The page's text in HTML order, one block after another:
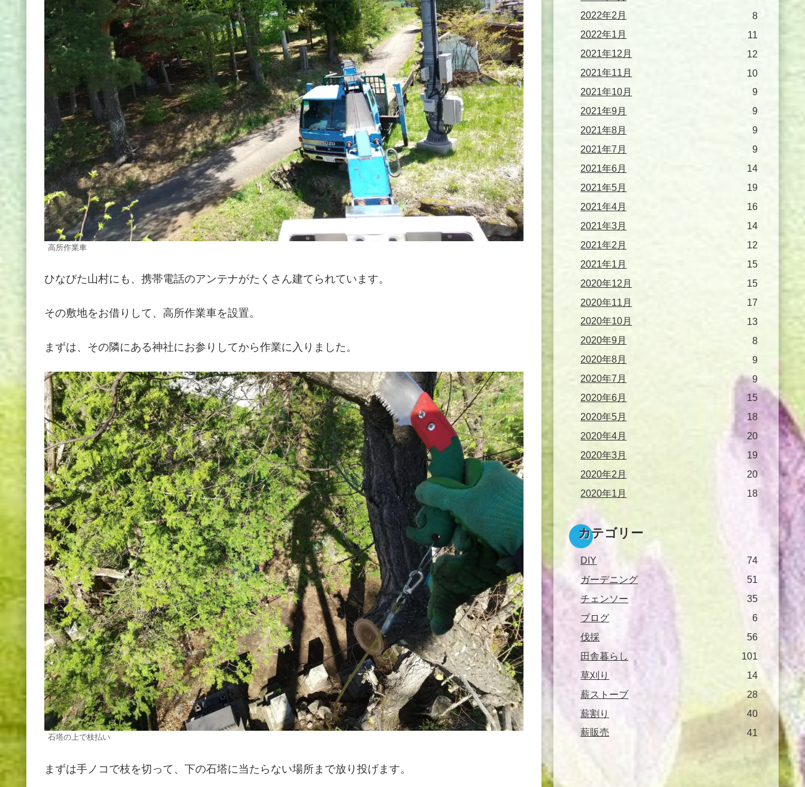
高所作業車
ひなびた山村にも、携帯電話のアンテナがたくさん建てられています。
その敷地をお借りして、高所作業車を設置。
まずは、その隣にある神社にお参りしてから作業に入りました。
石塔の上で枝払い
まずは手ノコで枝を切って、下の石塔に当たらない場所まで放り投げます。
2022年2月
8
2022年1月
11
2021年12月
12
2021年11月
10
2021年10月
9
2021年9月
9
2021年8月
9
2021年7月
9
2021年6月
14
2021年5月
19
2021年4月
16
2021年3月
14
2021年2月
12
2021年1月
15
2020年12月
15
2020年11月
17
2020年10月
13
2020年9月
8
2020年8月
9
2020年7月
9
2020年6月
15
2020年5月
18
2020年4月
20
2020年3月
19
2020年2月
20
2020年1月
18
カテゴリー
DIY
74
ガーデニング
51
チェンソー
35
ブログ
6
伐採
56
田舎暮らし
101
草刈り
14
薪ストーブ
28
薪割り
40
薪販売
41